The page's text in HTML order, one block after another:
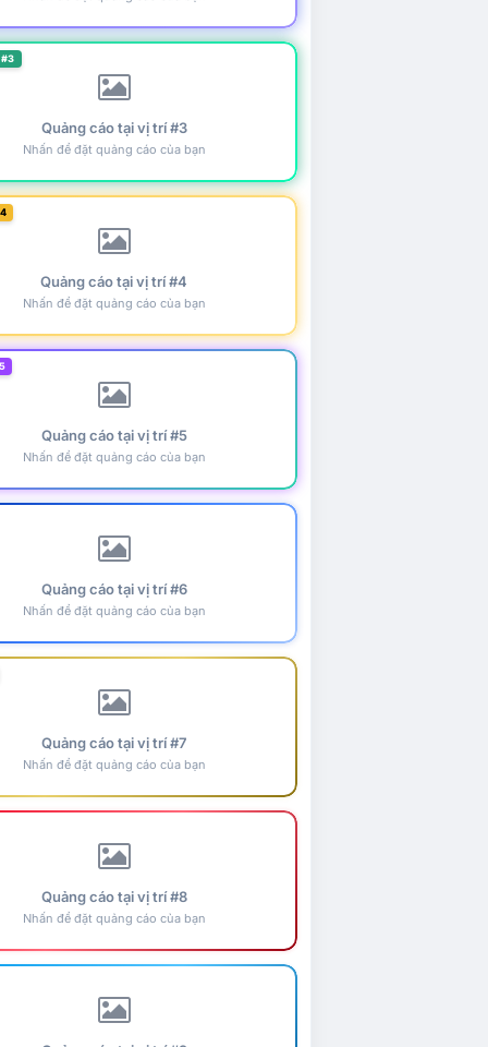
Quảng cáo tại vị trí #3
Nhấn để đặt quảng cáo của bạn
Quảng cáo tại vị trí #4
Nhấn để đặt quảng cáo của bạn
Quảng cáo tại vị trí #5
Nhấn để đặt quảng cáo của bạn
Quảng cáo tại vị trí #6
Nhấn để đặt quảng cáo của bạn
Quảng cáo tại vị trí #7
Nhấn để đặt quảng cáo của bạn
Quảng cáo tại vị trí #8
Nhấn để đặt quảng cáo của bạn